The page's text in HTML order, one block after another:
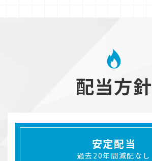
配当方針
安定配当
過去20年間減配なし